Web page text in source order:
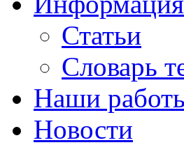
Статьи
Словарь
Наши
Новости